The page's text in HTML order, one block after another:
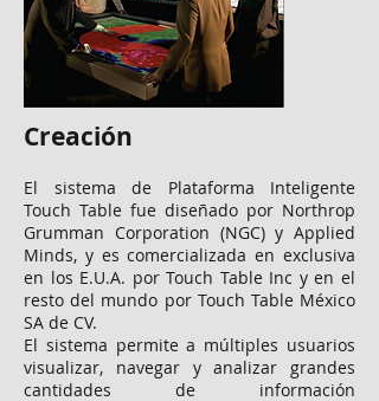
Creación
El sistema de Plataforma Inteligente
Touch Table fue diseñado por Northrop
Grumman Corporation (NGC) y Applied
Minds, y es comercializada en exclusiva
en los E.U.A. por Touch Table Inc y en el
resto del mundo por Touch Table México
SA de CV.
El sistema permite a múltiples usuarios
visualizar, navegar y analizar grandes
cantidades de información